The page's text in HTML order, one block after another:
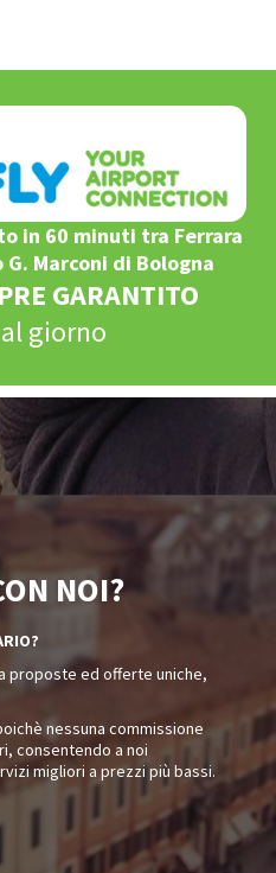
in 60 minuti tra Ferrara
Marconi di Bologna
GARANTITO
giorno
NOI?
proposte ed offerte uniche,
nessuna commissione
consentendo a noi
migliori a prezzi più bassi.